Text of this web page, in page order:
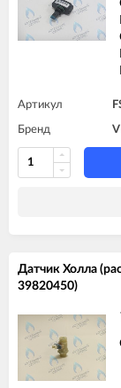
Артикул
Бренд
Датчик Холла
39820450)